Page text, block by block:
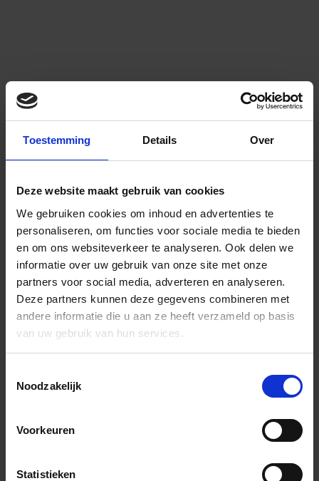
Toestemming Details Over
Deze website maakt gebruik van cookies
We gebruiken cookies om inhoud en advertenties te
personaliseren, om functies voor sociale media te bieden
en om ons websiteverkeer te analyseren. Ook delen we
informatie over uw gebruik van onze site met onze
partners voor social media, adverteren en analyseren.
Deze partners kunnen deze gegevens combineren met
andere informatie die u aan ze heeft verzameld op basis
van uw gebruik van hun services.
Noodzakelijk
Voorkeuren
Statistieken